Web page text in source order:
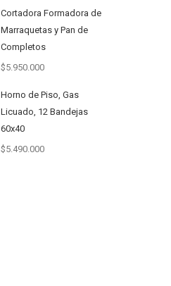
Cortadora Formadora de
Marraquetas y Pan de
Completos
$5.950.000
Horno de Piso, Gas
Licuado, 12 Bandejas
60x40
$5.490.000